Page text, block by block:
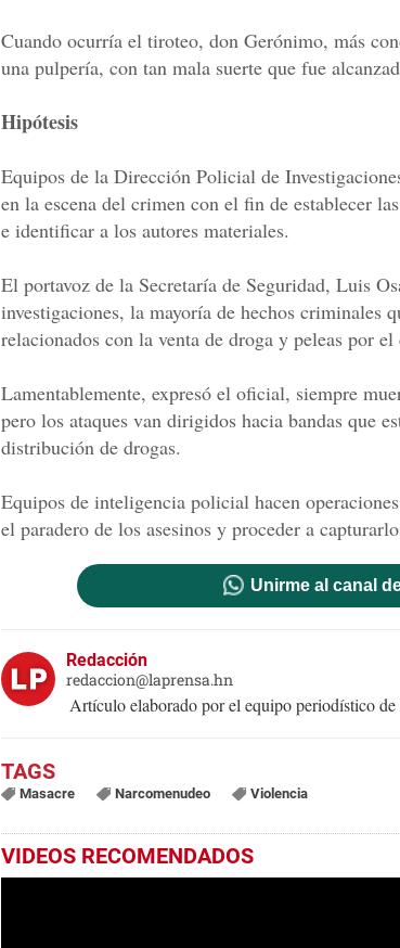
Cuando ocurría el tiroteo, don Gerónimo, más
una pulpería, con tan mala suerte que fue
Hipótesis
Equipos de la Dirección Policial de
en la escena del crimen con el fin de establecer
e identificar a los autores materiales.
El portavoz de la Secretaría de Seguridad, Luis
investigaciones, la mayoría de hechos criminales
relacionados con la venta de droga y peleas por
Lamentablemente, expresó el oficial, siempre
pero los ataques van dirigidos hacia bandas que
distribución de drogas.
Equipos de inteligencia policial hacen
el paradero de los asesinos y proceder a
Unirme al canal
Redacción
redaccion@laprensa.hn
Artículo elaborado por el equipo periodístico
Masacre Narcomenudeo Violencia
VIDEOS RECOMENDADOS